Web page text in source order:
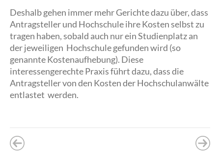
Deshalb gehen immer mehr Gerichte dazu über, dass
Antragsteller und Hochschule ihre Kosten selbst zu
tragen haben, sobald auch nur ein Studienplatz an
der jeweiligen Hochschule gefunden wird (so
genannte Kostenaufhebung). Diese
interessengerechte Praxis führt dazu, dass die
Antragsteller von den Kosten der Hochschulanwälte
entlastet werden.